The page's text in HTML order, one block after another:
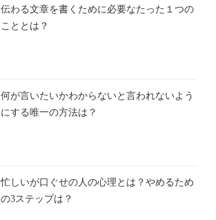
伝わる文章を書くために必要なたった１つの
こととは？
何が言いたいかわからないと言われないよう
にする唯一の方法は？
忙しいが口ぐせの人の心理とは？やめるため
の3ステップは？